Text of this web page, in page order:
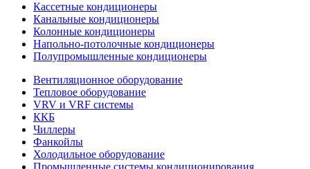
Кассетные кондиционеры
Канальные кондиционеры
Колонные кондиционеры
Напольно-потолочные кондиционеры
Полупромышленные кондиционеры
Вентиляционное оборудование
Тепловое оборудование
VRV и VRF системы
ККБ
Чиллеры
Фанкойлы
Холодильное оборудование
Промышленные системы кондиционирования